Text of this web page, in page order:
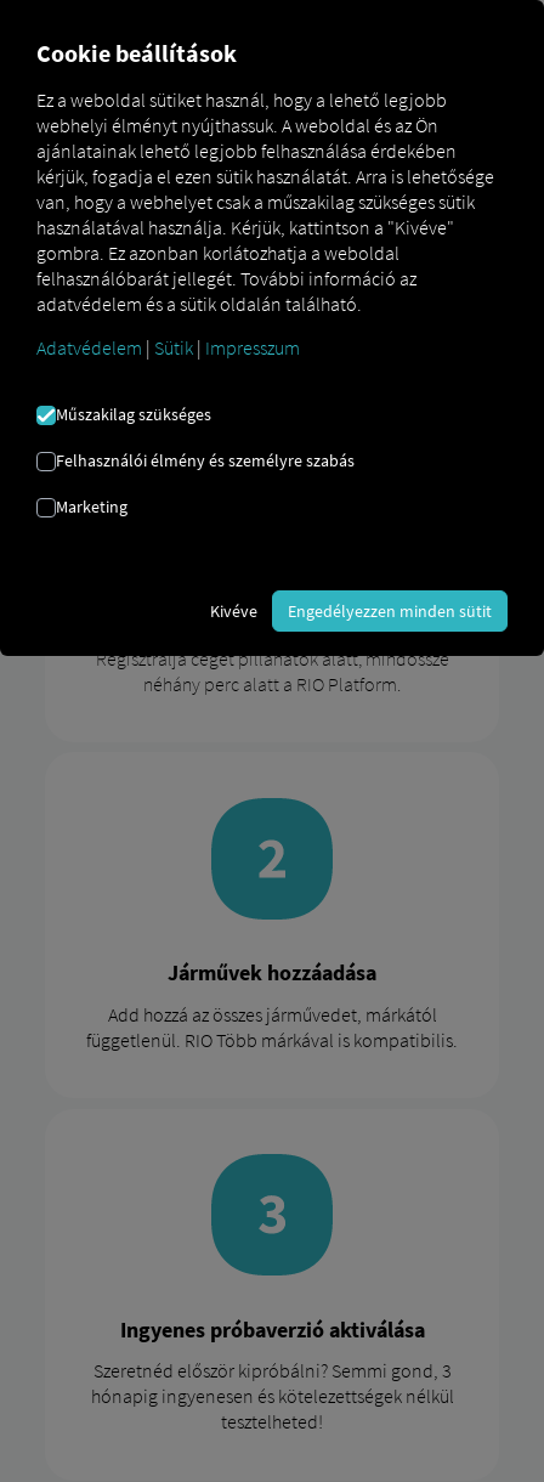
JUSS EL A
PLATFORMRA
HÁROM EGYSZERŰ
LÉPÉSBEN
Regisztráljon ingyenesen
Regisztrálja cégét pillanatok alatt, mindössze
néhány perc alatt a RIO Platform.
Járművek hozzáadása
Add hozzá az összes járművedet, márkától
függetlenül. RIO Több márkával is kompatibilis.
Ingyenes próbaverzió aktiválása
Szeretnéd először kipróbálni? Semmi gond, 3
hónapig ingyenesen és kötelezettségek nélkül
tesztelheted!
Cookie beállítások
Ez a weboldal sütiket használ, hogy a lehető legjobb
webhelyi élményt nyújthassuk. A weboldal és az Ön
ajánlatainak lehető legjobb felhasználása érdekében
kérjük, fogadja el ezen sütik használatát. Arra is lehetősége
van, hogy a webhelyet csak a műszakilag szükséges sütik
használatával használja. Kérjük, kattintson a "Kivéve"
gombra. Ez azonban korlátozhatja a weboldal
felhasználóbarát jellegét. További információ az
adatvédelem és a sütik oldalán található.
Adatvédelem | Sütik | Impresszum
Műszakilag szükséges
Felhasználói élmény és személyre szabás
Marketing
Kivéve Engedélyezzen minden sütit